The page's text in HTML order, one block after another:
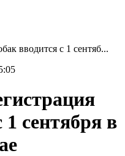
вводится с 1 сентяб...
1 сентября в